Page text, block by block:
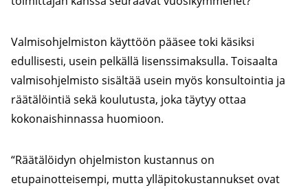
Valmisohjelmiston käyttöön pääsee toki käsiksi
edullisesti, usein pelkällä lisenssimaksulla. Toisaalta
valmisohjelmisto sisältää usein myös konsultointia ja
räätälöintiä sekä koulutusta, joka täytyy ottaa
kokonaishinnassa huomioon.
“Räätälöidyn ohjelmiston kustannus on
etupainotteisempi, mutta ylläpitokustannukset ovat